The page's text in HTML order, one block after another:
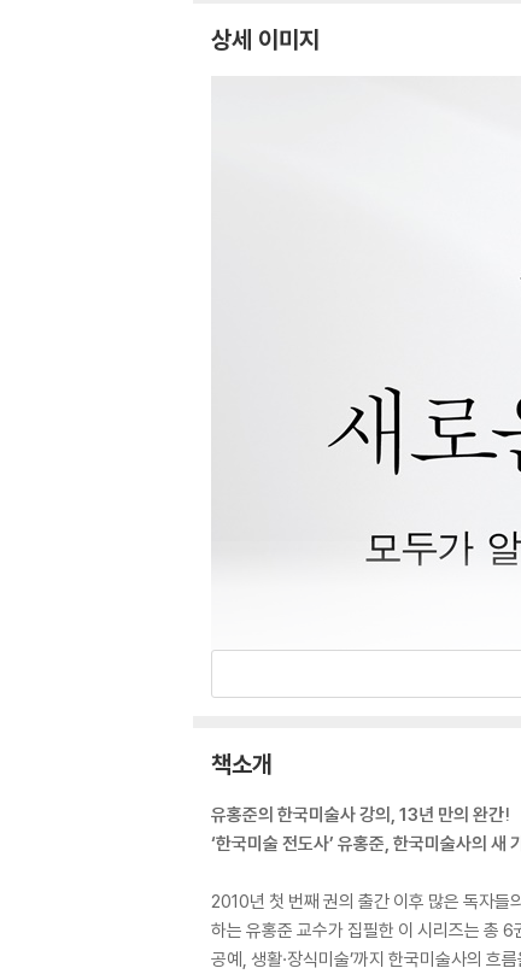
상세 이미지
책소개
유홍준의 한국미술사 강의, 13년 만의 완간!
‘한국미술 전도사’ 유홍준, 한국미술사의 새
2010년 첫 번째 권의 출간 이후 많은 독자들
하는 유홍준 교수가 집필한 이 시리즈는 총
공예, 생활·장식미술’까지 한국미술사의 흐